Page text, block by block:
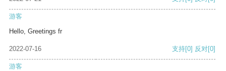
游客
Hello, Greetings fr
2022-07-16 支持[0] 反对[0]
游客